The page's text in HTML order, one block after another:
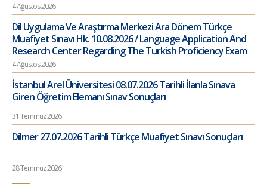
4 Ağustos 2026
Dil Uygulama Ve Araştırma Merkezi Ara Dönem Türkçe
Muafiyet Sınavı Hk. 10.08.2026 / Language Application And
Research Center Regarding The Turkish Proficiency Exam
4 Ağustos 2026
İstanbul Arel Üniversitesi 08.07.2026 Tarihli İlanla Sınava
Giren Öğretim Elemanı Sınav Sonuçları
31 Temmuz 2026
Dilmer 27.07.2026 Tarihli Türkçe Muafiyet Sınavı Sonuçları
28 Temmuz 2026